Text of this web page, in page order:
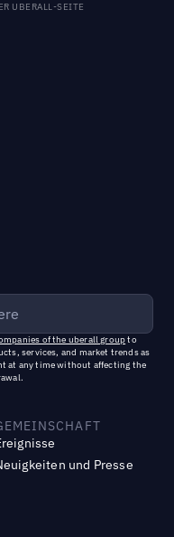
UBERALL-SEITE
of the uberall groupto
services, and market trends as
at any time without affecting the
und Presse